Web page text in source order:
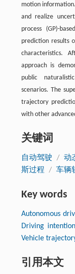
motion
and realize
process (GP)-
prediction results
characteristics.
approach is
public
scenarios. The
trajectory
with other
关键词
自动驾驶 / 动
斯过程
/ 车辆
Key words
Autonomous
Driving
Vehicle
引用本文